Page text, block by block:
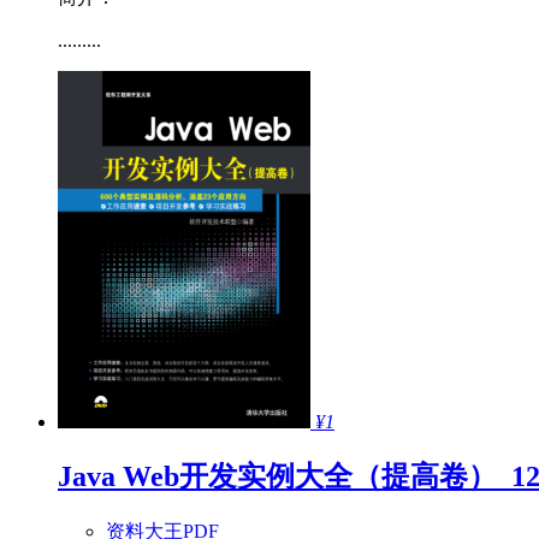
.........
¥1
Java Web开发实例大全（提高卷）
资料大王PDF